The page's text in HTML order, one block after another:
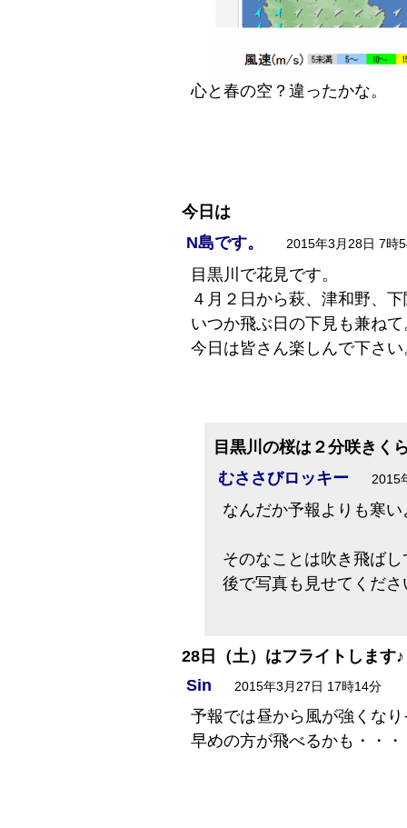
心と春の空？違ったかな。
今日は
N島です。
2015年3月28日 7時
目黒川で花見です。
４月２日から萩、津和野、
いつか飛ぶ日の下見も兼ねて
今日は皆さん楽しんで下さい
目黒川の桜は２分咲きく
むささびロッキー
2015
なんだか予報よりも寒い
そのなことは吹き飛ば
後で写真も見せてくださ
28日（土）はフライトします♪
Sin
2015年3月27日 17時14分
予報では昼から風が強くな
早めの方が飛べるかも・・・